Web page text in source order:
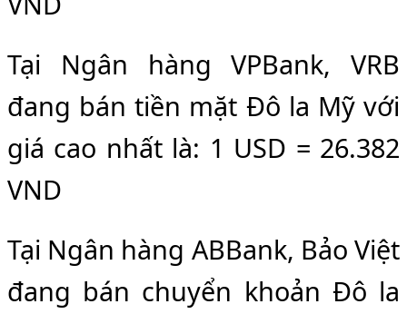
Tại Ngân hàng VPBank, VRB
đang bán tiền mặt Đô la Mỹ với
giá cao nhất là: 1 USD = 26.382
VND
Tại Ngân hàng ABBank, Bảo Việt
đang bán chuyển khoản Đô la